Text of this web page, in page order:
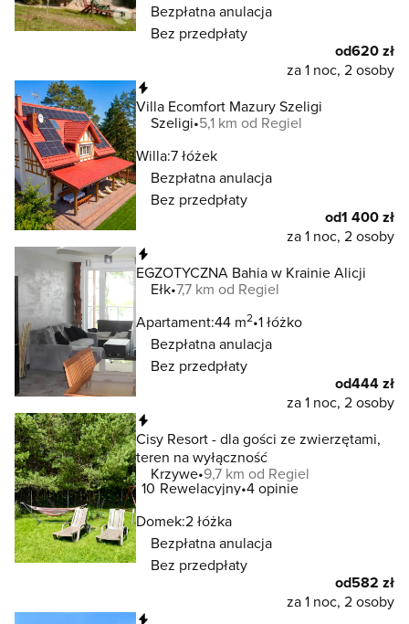
Bezpłatna anulacja
Bez przedpłaty
od620 zł
za 1 noc, 2 osoby
Villa Ecomfort Mazury Szeligi
Szeligi 5,1 km od Regiel
Willa:7 łóżek
Bezpłatna anulacja
Bez przedpłaty
od1 400 zł
za 1 noc, 2 osoby
EGZOTYCZNA Bahia w Krainie Alicji
Ełk 7,7 km od Regiel
Apartament:44 m2 1 łóżko
Bezpłatna anulacja
Bez przedpłaty
od444 zł
za 1 noc, 2 osoby
Cisy Resort - dla gości ze zwierzętami,
teren na wyłączność
Krzywe 9,7 km od Regiel
10 Rewelacyjny 4 opinie
Domek:2 łóżka
Bezpłatna anulacja
Bez przedpłaty
od582 zł
za 1 noc, 2 osoby